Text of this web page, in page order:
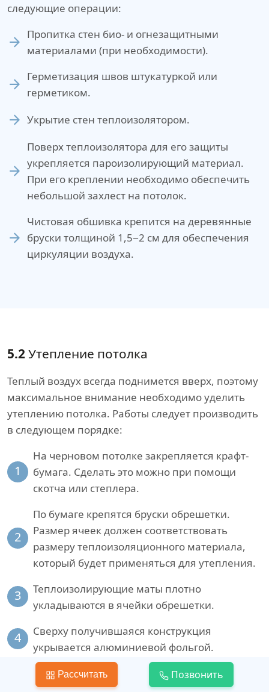
следующие операции:
Пропитка стен био- и огнезащитными
материалами (при необходимости).
Герметизация швов штукатуркой или
герметиком.
Укрытие стен теплоизолятором.
Поверх теплоизолятора для его защиты
укрепляется пароизолирующий материал.
При его креплении необходимо обеспечить
небольшой захлест на потолок.
Чистовая обшивка крепится на деревянные
бруски толщиной 1,5−2 см для обеспечения
циркуляции воздуха.
5.2Утепление потолка
Теплый воздух всегда поднимется вверх, поэтому
максимальное внимание необходимо уделить
утеплению потолка. Работы следует производить
в следующем порядке:
1
На черновом потолке закрепляется крафт-
бумага. Сделать это можно при помощи
скотча или степлера.
2
По бумаге крепятся бруски обрешетки.
Размер ячеек должен соответствовать
размеру теплоизоляционного материала,
который будет применяться для утепления.
3
Теплоизолирующие маты плотно
укладываются в ячейки обрешетки.
4
Сверху получившаяся конструкция
укрывается алюминиевой фольгой.
Для закрепления чистовой отделки поверх
фольги можно закрепить деревянные
Рассчитать Позвонить